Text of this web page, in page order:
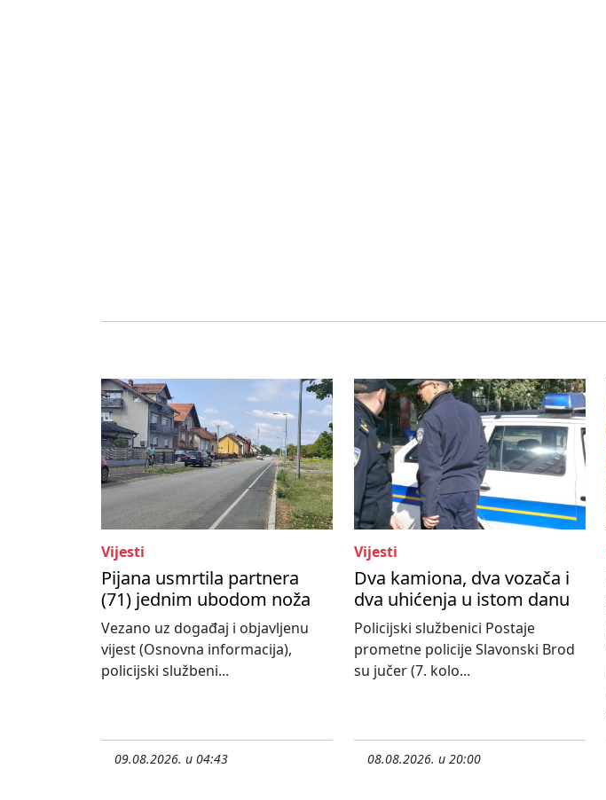
Vijesti
Pijana usmrtila partnera
(71) jednim ubodom noža
Vezano uz događaj i objavljenu
vijest (Osnovna informacija),
policijski službeni...
09.08.2026. u 04:43
Vijesti
Dva kamiona, dva vozača i
dva uhićenja u istom danu
Policijski službenici Postaje
prometne policije Slavonski Brod
su jučer (7. kolo...
08.08.2026. u 20:00